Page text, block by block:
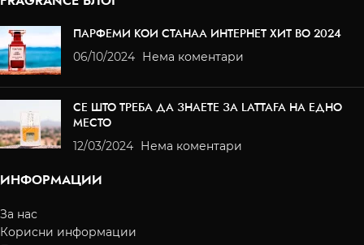
ПАРФЕМИ КОИ СТАНАА ИНТЕРНЕТ ХИТ ВО 2024
06/10/2024 Нема коментари
СЕ ШТО ТРЕБА ДА ЗНАЕТЕ ЗА LATTAFA НА ЕДНО
МЕСТО
12/03/2024 Нема коментари
ИНФОРМАЦИИ
За нас
Корисни информации